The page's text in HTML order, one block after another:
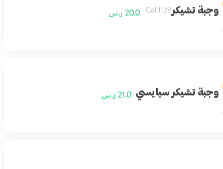
وجبة تشيكر 1128 Cal. 20.0 ر.س
وجبة تشيكر سبايسي 21.0 ر.س